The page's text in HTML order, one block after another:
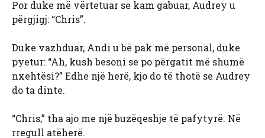
Por duke më vërtetuar se kam gabuar, Audrey u
përgjigj: “Chris”.
Duke vazhduar, Andi u bë pak më personal, duke
pyetur: “Ah, kush besoni se po përgatit më shumë
nxehtësi?” Edhe një herë, kjo do të thotë se Audrey
do ta dinte.
“Chris,” tha ajo me një buzëqeshje të pafytyrë. Në
rregull atëherë.